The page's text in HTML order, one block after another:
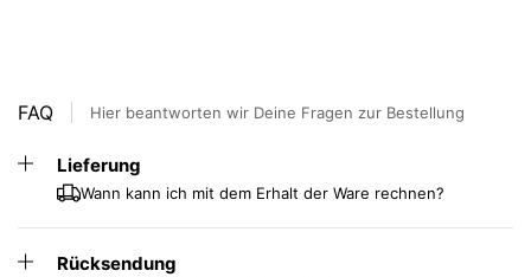
FAQ Hier beantworten wir Deine Fragen zur Bestellung
Lieferung
Wann kann ich mit dem Erhalt der Ware rechnen?
Rücksendung